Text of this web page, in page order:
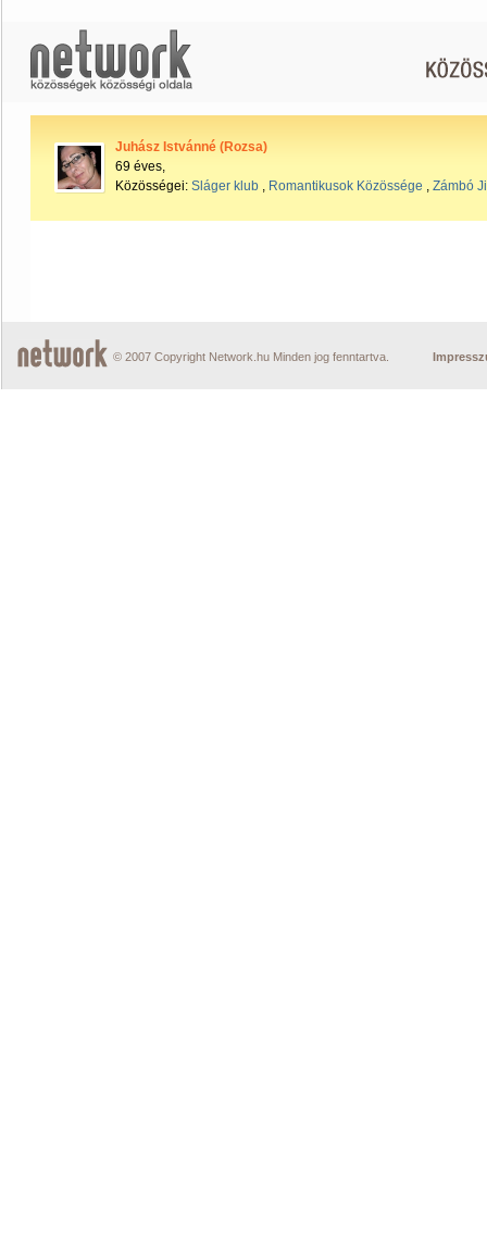
Juhász Istvánné (Rozsa)
69 éves,
Közösségei: Sláger klub , Romantikusok Közössége , Zámbó
© 2007 Copyright Network.hu Minden jog fenntartva.